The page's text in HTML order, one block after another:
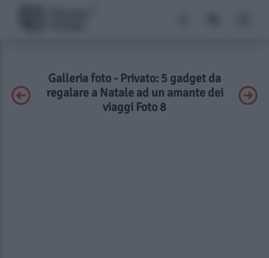
Galleria foto - Privato: 5 gadget da
regalare a Natale ad un amante dei
viaggi Foto 8